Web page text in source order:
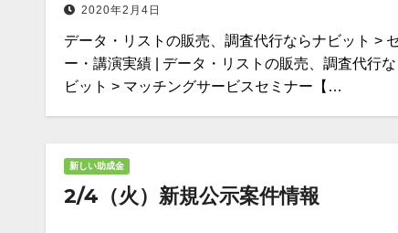
2020年2月4日
データ・リストの販売、調査代行ならナビット >
ー・講演実績 | データ・リストの販売、調査代行
ビット > マッチングサービスセミナー【…
新しい助成金
2/4（火）新規公示案件情報